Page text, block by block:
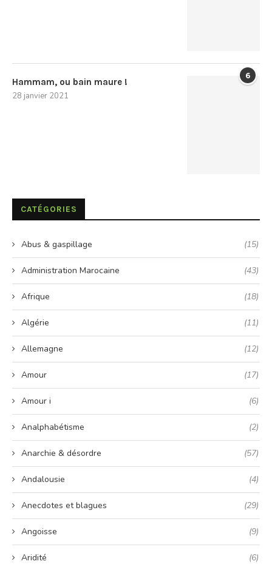
6
Hammam, ou bain maure !
28 janvier 2021
CATÉGORIES
Abus & gaspillage (15)
Administration Marocaine (43)
Afrique (18)
Algérie (11)
Allemagne (12)
Amour (17)
Amour i (6)
Analphabétisme (2)
Anarchie & désordre (57)
Andalousie (4)
Anecdotes et blagues (29)
Angoisse (9)
Aridité (6)